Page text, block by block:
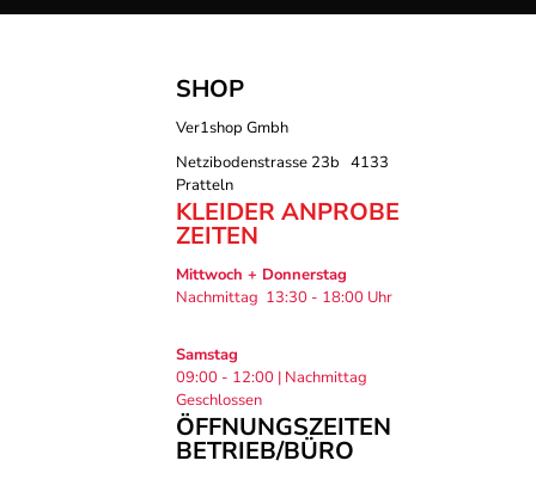
SHOP
Ver1shop Gmbh
Netzibodenstrasse 23b 4133
Pratteln
KLEIDER ANPROBE
ZEITEN
Mittwoch + Donnerstag
Nachmittag 13:30 - 18:00 Uhr
Samstag
09:00 - 12:00 | Nachmittag
Geschlossen
ÖFFNUNGSZEITEN
BETRIEB/BÜRO